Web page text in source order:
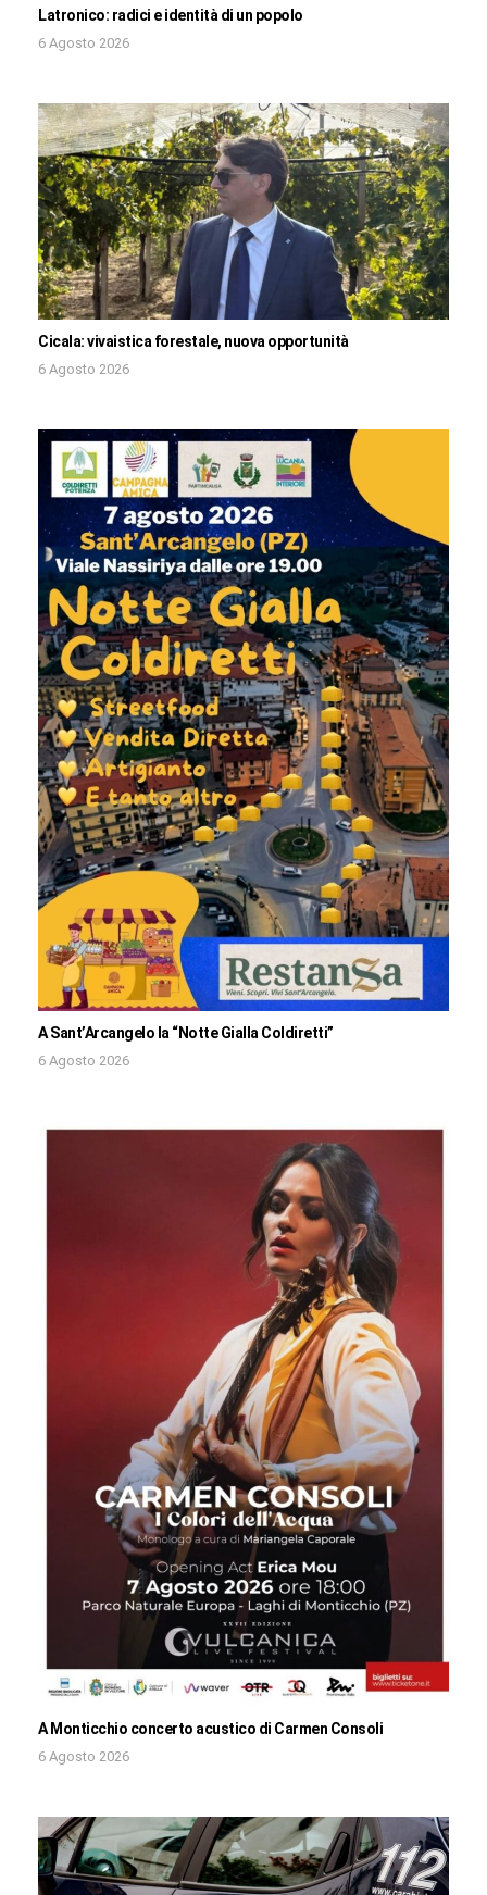
Latronico: radici e identità di un popolo
6 Agosto 2026
Cicala: vivaistica forestale, nuova opportunità
6 Agosto 2026
A Sant’Arcangelo la “Notte Gialla Coldiretti”
6 Agosto 2026
A Monticchio concerto acustico di Carmen Consoli
6 Agosto 2026